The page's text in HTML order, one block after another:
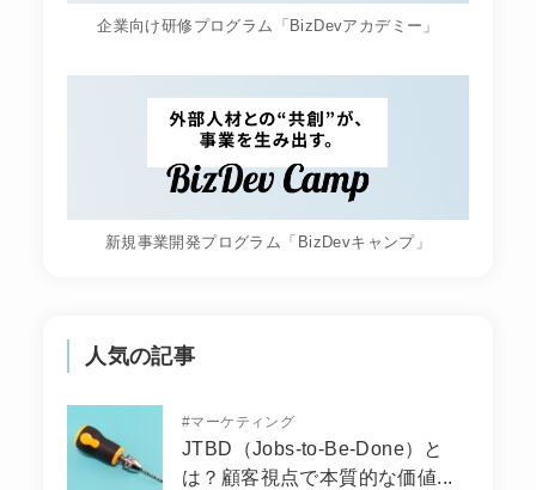
企業向け研修プログラム「BizDevアカデミー」
新規事業開発プログラム「BizDevキャンプ」
人気の記事
#マーケティング
JTBD（Jobs-to-Be-Done）と
は？顧客視点で本質的な価値...